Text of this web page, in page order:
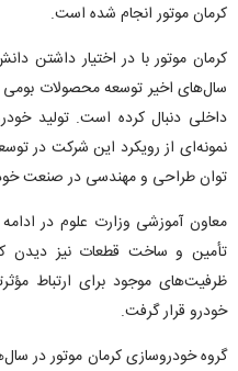
کرمان موتور انجام شده است.
کرمان موتور با در اختیار داشتن
سال‌های اخیر توسعه محصولات بومی
داخلی دنبال کرده است. تولید
نمونه‌ای از رویکرد این شرکت در
توان طراحی و مهندسی در صنعت
معاون آموزشی وزارت علوم در
تأمین و ساخت قطعات نیز دیدن
ظرفیت‌های موجود برای ارتباط
خودرو قرار گرفت.
گروه خودروسازی کرمان موتور در